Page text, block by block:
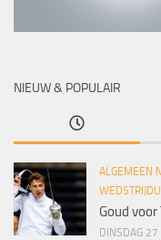
NIEUW & POPULAIR
ALGEMEEN
Goud
DINSDAG